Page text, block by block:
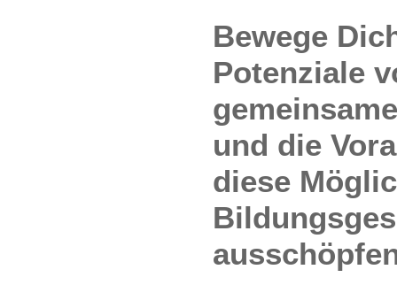
Bewege
Potenziale
und die
diese